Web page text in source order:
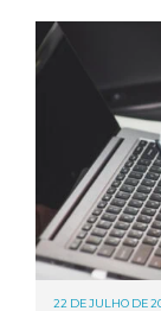
22 DE JULHO DE